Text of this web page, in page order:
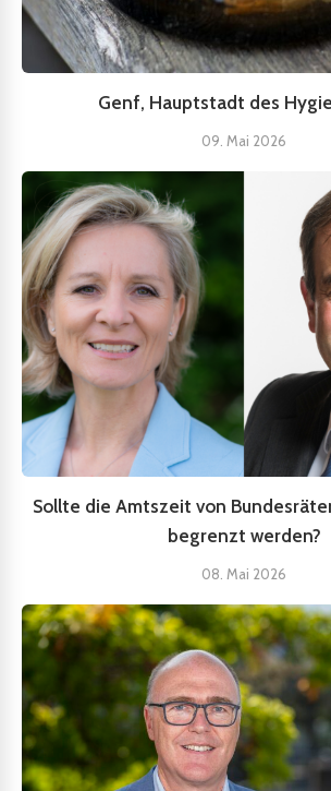
Genf, Hauptstadt des
09. Mai 2026
Sollte die Amtszeit von
begrenzt werden?
08. Mai 2026